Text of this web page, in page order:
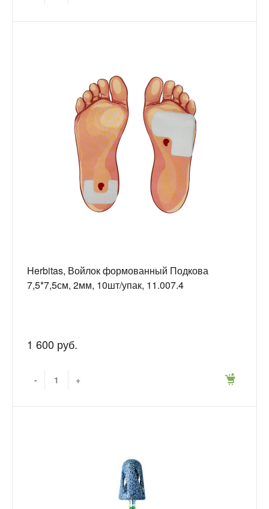
Herbitas, Войлок формованный Подкова
7,5*7,5см, 2мм, 10шт/упак, 11.007.4
1 600 руб.
- +